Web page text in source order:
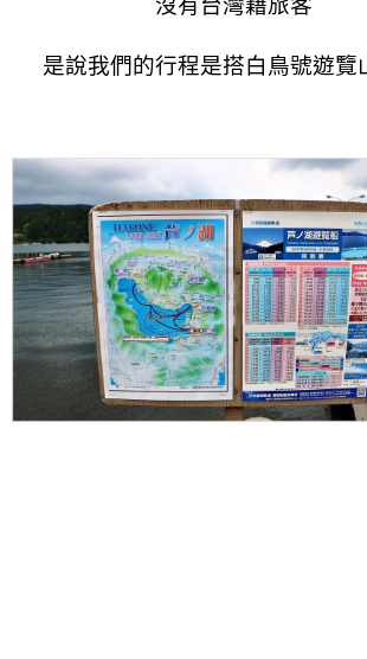
沒有台灣籍旅客
是說我們的行程是搭白鳥號遊覽